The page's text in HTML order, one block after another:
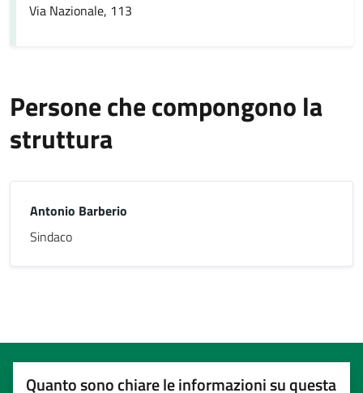
Via Nazionale, 113
Persone che compongono la
struttura
Antonio Barberio
Sindaco
Quanto sono chiare le informazioni su questa